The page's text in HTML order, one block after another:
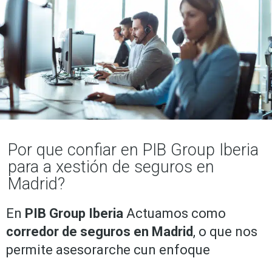
Por que confiar en PIB Group Iberia
para a xestión de seguros en
Madrid?
En PIB Group Iberia Actuamos como
corredor de seguros en Madrid , o que nos
permite asesorarche cun enfoque